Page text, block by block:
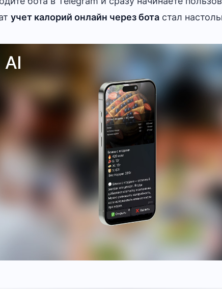
учет калорий онлайн через бота стал